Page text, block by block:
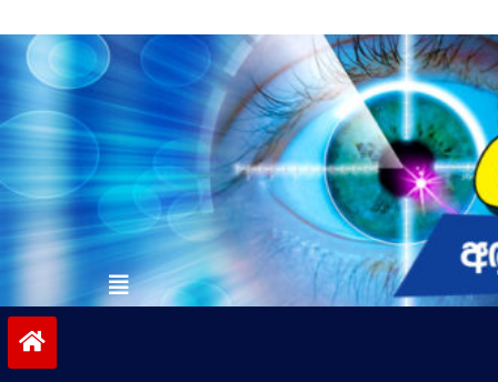
to
contentvinivida.lk